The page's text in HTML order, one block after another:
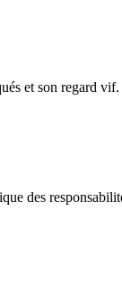
et son regard
des